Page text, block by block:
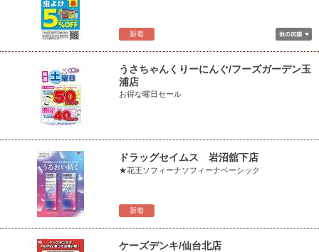
新着
うさちゃんくりーにんぐ/フーズガーデン玉
浦店
お得な曜日セール
新着
ドラッグセイムス 岩沼舘下店
★花王ソフィーナソフィーナベーシック
ケーズデンキ/仙台北店